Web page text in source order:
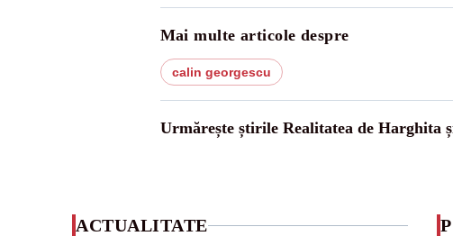
Mai multe articole despre
calin georgescu
Urmărește știrile Realitatea de Harghita
ACTUALITATE